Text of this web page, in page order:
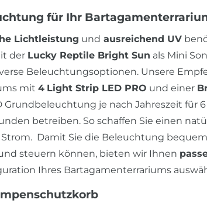
für Ihr
Lichtleistung und ausreichend UV
der Lucky Reptile Bright Sun als Mini
Beleuchtungsoptionen. Unsere
mit 4 Light Strip LED PRO und einer
Grundbeleuchtung je nach Jahreszeit für
betreiben. So schaffen Sie einen
Damit Sie die Beleuchtung
steuern können, bieten wir Ihnen
Ihres Bartagamenterrariums